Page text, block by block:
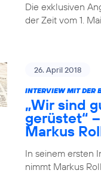
Die exklusiven
der Zeit vom 1.
26. April 2018
INTERVIEW MIT DER
„Wir sind
gerüstet“
Markus
In seinem ersten
nimmt Markus